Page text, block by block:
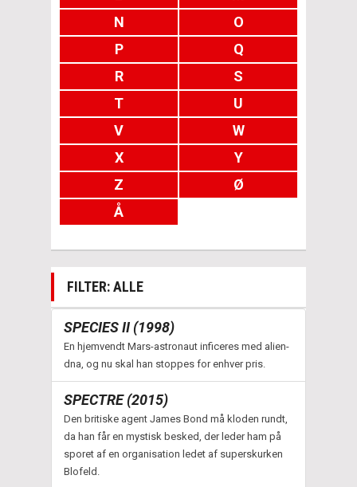
N
O
P
Q
R
S
T
U
V
W
X
Y
Z
Ø
Å
FILTER: ALLE
SPECIES II (1998)
En hjemvendt Mars-astronaut inficeres med alien-
dna, og nu skal han stoppes for enhver pris.
SPECTRE (2015)
Den britiske agent James Bond må kloden rundt,
da han får en mystisk besked, der leder ham på
sporet af en organisation ledet af superskurken
Blofeld.